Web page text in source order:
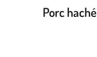
Porc haché